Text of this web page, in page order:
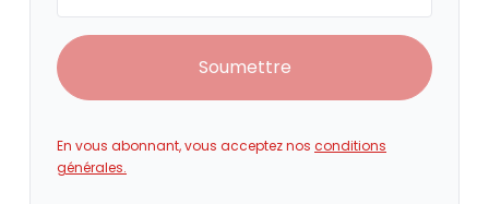
Soumettre
En vous abonnant, vous acceptez nos conditions
générales.